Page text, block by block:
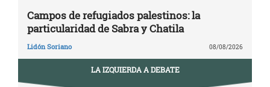
Campos de refugiados palestinos: la
particularidad de Sabra y Chatila
Lidón Soriano 08/08/2026
LA IZQUIERDA A DEBATE